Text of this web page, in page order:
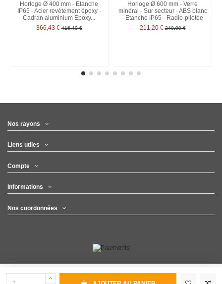
Horloge Ø 400 mm - Etanche
IP65 - Acier revétement époxy -
Cadran aluminium Epoxy...
366,43 € 416,40 €
Horloge Ø 600 mm - Verre
minéral - Sur secteur - ABS blanc
- Etanche IP65 - Radio-pilotée
211,20 € 240,00 €
Nos rayons
Liens utiles
Compte
Informations
Nos coordonnées